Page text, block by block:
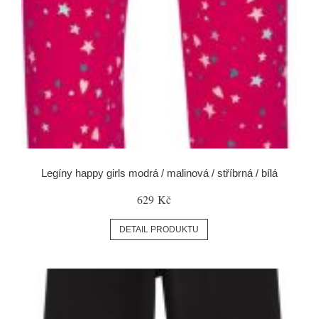
Legíny happy girls modrá / malinová / stříbrná / bílá
629 Kč
DETAIL PRODUKTU